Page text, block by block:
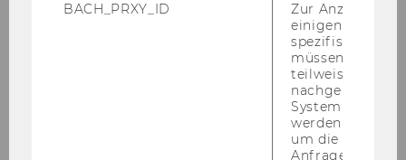
case the in­ves­ti­ga­ti­on is com­ple­ted.
g) After con­clu­ding the in­ves­ti­ga­ti­on re­sults,
the Mu­ni­ci­pal Autho­ri­ty has to in­form the ac­cu­
sed per­son about the in­ves­ti­ga­ti­on re­sults.
h) The ac­cu­sed per­son then is to re­cei­ve the In­
ves­ti­ga­ti­on re­sults. At this point, if the ac­cu­sed
BACH_PRXY_ID
Zur Anzeige von
einigen WU-
spezifischen
müssen
teilweise von
nachgelagerten
System
werden.
um die Antwort
Anfrage